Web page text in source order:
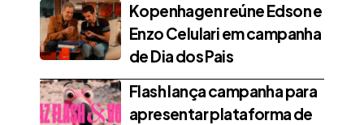
Kopenhagen reúne Edson e
Enzo Celulari em campanha
de Dia dos Pais
Flash lança campanha para
apresentar plataforma de